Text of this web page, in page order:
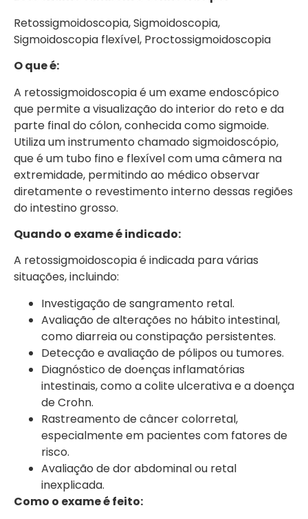
Retossigmoidoscopia, Sigmoidoscopia,
Sigmoidoscopia flexível, Proctossigmoidoscopia
O que é:
A retossigmoidoscopia é um exame endoscópico
que permite a visualização do interior do reto e da
parte final do cólon, conhecida como sigmoide.
Utiliza um instrumento chamado sigmoidoscópio,
que é um tubo fino e flexível com uma câmera na
extremidade, permitindo ao médico observar
diretamente o revestimento interno dessas regiões
do intestino grosso.
Quando o exame é indicado:
A retossigmoidoscopia é indicada para várias
situações, incluindo:
Investigação de sangramento retal.
Avaliação de alterações no hábito intestinal,
como diarreia ou constipação persistentes.
Detecção e avaliação de pólipos ou tumores.
Diagnóstico de doenças inflamatórias
intestinais, como a colite ulcerativa e a doença
de Crohn.
Rastreamento de câncer colorretal,
especialmente em pacientes com fatores de
risco.
Avaliação de dor abdominal ou retal
inexplicada.
Como o exame é feito: